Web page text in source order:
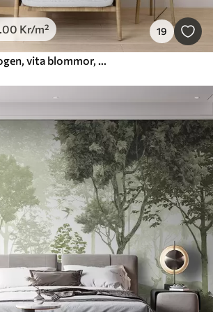
.00 Kr/m² 19
Stig i den gröna skogen, vita blommor, solljus, teckning i akrylstil